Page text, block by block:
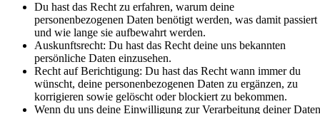
Du hast das Recht zu erfahren, warum deine
personenbezogenen Daten benötigt werden, was damit passiert
und wie lange sie aufbewahrt werden.
Auskunftsrecht: Du hast das Recht deine uns bekannten
persönliche Daten einzusehen.
Recht auf Berichtigung: Du hast das Recht wann immer du
wünscht, deine personenbezogenen Daten zu ergänzen, zu
korrigieren sowie gelöscht oder blockiert zu bekommen.
Wenn du uns deine Einwilligung zur Verarbeitung deiner Daten